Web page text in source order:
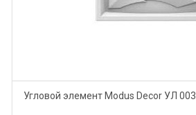
Угловой элемент Modus Decor УЛ 003